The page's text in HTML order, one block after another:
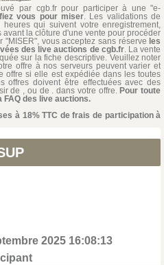
par cgb.fr pour participer à une "e-
vous pour miser. Les validations de
qui suivent votre enregistrement,
la clôture d'une vente pour procéder
vous acceptez sans réserve les
des live auctions de cgb.fr. La vente
sur la fiche descriptive. Veuillez noter
offre à nos serveurs peuvent varier et
offre si elle est expédiée dans les toutes
offres doivent être effectuées avec des
de , ou de . dans votre offre. Pour toute
des live auctions.
à 18% TTC de frais de participation à
2025 16:08:13